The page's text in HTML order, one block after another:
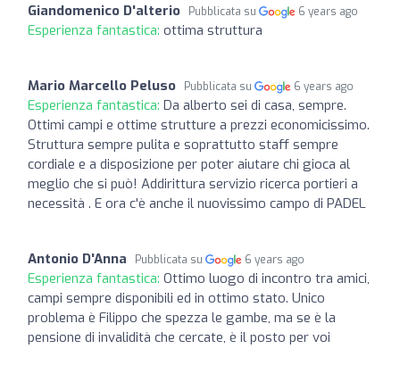
Giandomenico D'alterio Pubblicata su 6 years ago
Esperienza fantastica: ottima struttura
Mario Marcello Peluso Pubblicata su 6 years ago
Esperienza fantastica: Da alberto sei di casa, sempre.
Ottimi campi e ottime strutture a prezzi economicissimo.
Struttura sempre pulita e soprattutto staff sempre
cordiale e a disposizione per poter aiutare chi gioca al
meglio che si può! Addirittura servizio ricerca portieri a
necessità . E ora c'è anche il nuovissimo campo di PADEL
Antonio D'Anna Pubblicata su 6 years ago
Esperienza fantastica: Ottimo luogo di incontro tra amici,
campi sempre disponibili ed in ottimo stato. Unico
problema è Filippo che spezza le gambe, ma se è la
pensione di invalidità che cercate, è il posto per voi